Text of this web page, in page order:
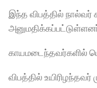
இந்த விபத்தில்
காயமடைந்தவர்களில்
விபத்தில்